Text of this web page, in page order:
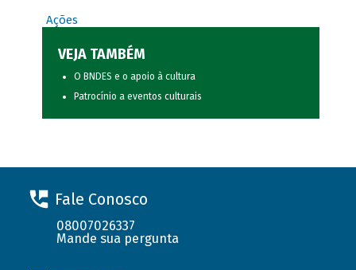
Ações
VEJA TAMBÉM
O BNDES e o apoio à cultura
Patrocínio a eventos culturais
Fale Conosco
08007026337
Mande sua pergunta